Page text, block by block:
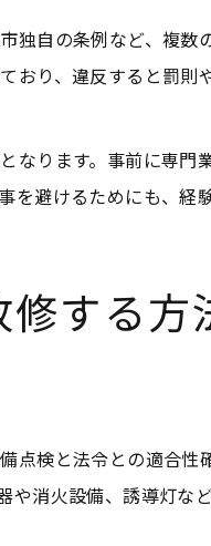
独自の条例など、複
り、違反すると罰
なります。事前に専
避けるためにも、経
する方
点検と法令との適合
消火設備、誘導灯